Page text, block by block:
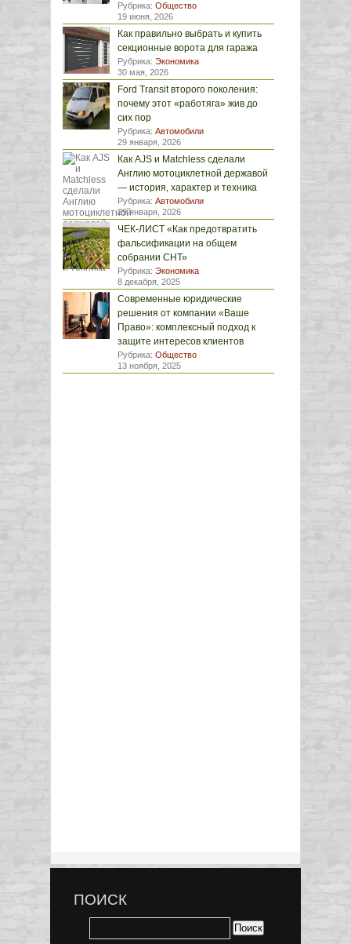
Рубрика: Общество
19 июня, 2026
Как правильно выбрать и купить
секционные ворота для гаража
Рубрика: Экономика
30 мая, 2026
Ford Transit второго поколения:
почему этот «работяга» жив до
сих пор
Рубрика: Автомобили
29 января, 2026
Как AJS и Matchless сделали
Англию мотоциклетной державой
— история, характер и техника
Рубрика: Автомобили
29 января, 2026
ЧЕК-ЛИСТ «Как предотвратить
фальсификации на общем
собрании СНТ»
Рубрика: Экономика
8 декабря, 2025
Современные юридические
решения от компании «Ваше
Право»: комплексный подход к
защите интересов клиентов
Рубрика: Общество
13 ноября, 2025
ПОИСК